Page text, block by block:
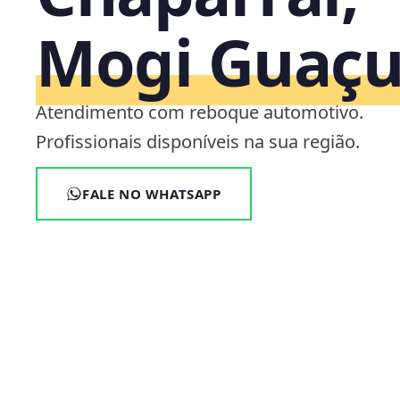
Mogi
Atendimento com reboque automotivo.
Profissionais disponíveis na sua região.
FALE NO WHATSAPP